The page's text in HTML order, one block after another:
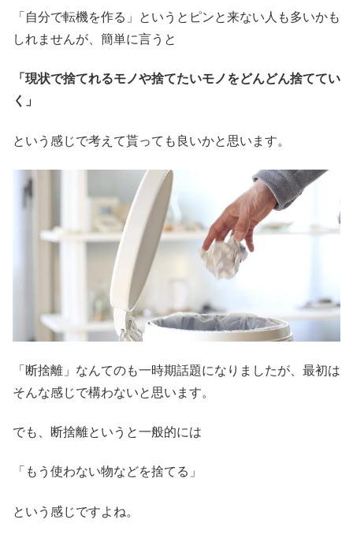
「自分で転機を作る」というとピンと来ない人も多いかも
しれませんが、簡単に言うと
「現状で捨てれるモノや捨てたいモノをどんどん捨ててい
く」
という感じで考えて貰っても良いかと思います。
「断捨離」なんてのも一時期話題になりましたが、最初は
そんな感じで構わないと思います。
でも、断捨離というと一般的には
「もう使わない物などを捨てる」
という感じですよね。